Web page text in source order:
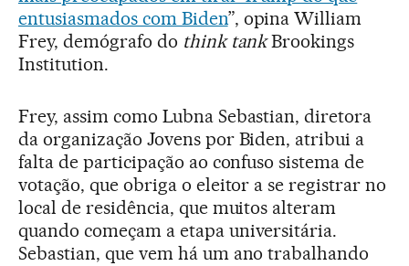
entusiasmados com Biden”, opina William
Frey, demógrafo do think tankBrookings
Institution.
Frey, assim como Lubna Sebastian, diretora
da organização Jovens por Biden, atribui a
falta de participação ao confuso sistema de
votação, que obriga o eleitor a se registrar no
local de residência, que muitos alteram
quando começam a etapa universitária.
Sebastian, que vem há um ano trabalhando